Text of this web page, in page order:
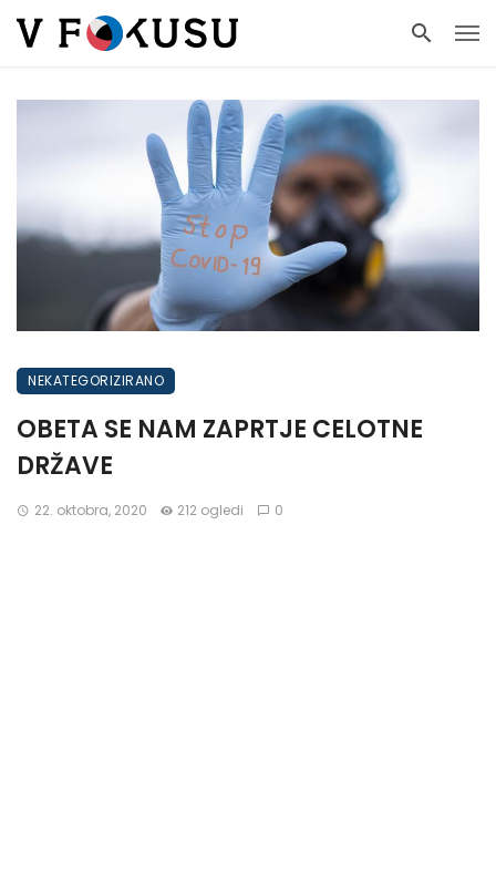
NEKATEGORIZIRANO
OBETA SE NAM ZAPRTJE CELOTNE
DRŽAVE
22. oktobra, 2020 212 ogledi 0